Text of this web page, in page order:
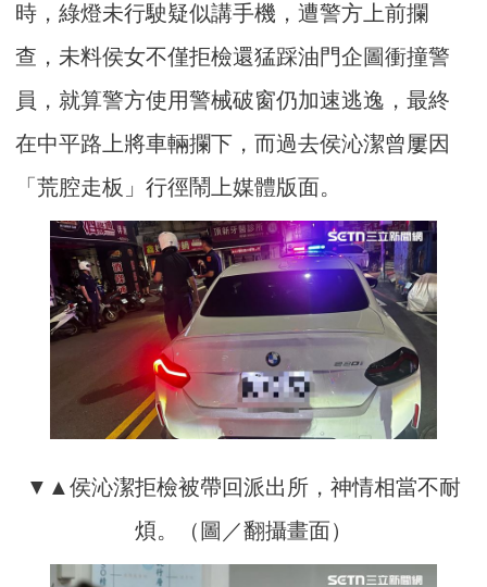
時，綠燈未行駛疑似講手機，遭警方上前攔
查，未料侯女不僅拒檢還猛踩油門企圖衝撞警
員，就算警方使用警械破窗仍加速逃逸，最終
在中平路上將車輛攔下，而過去侯沁潔曾屢因
「荒腔走板」行徑鬧上媒體版面。
▼▲侯沁潔拒檢被帶回派出所，神情相當不耐
煩。（圖／翻攝畫面）